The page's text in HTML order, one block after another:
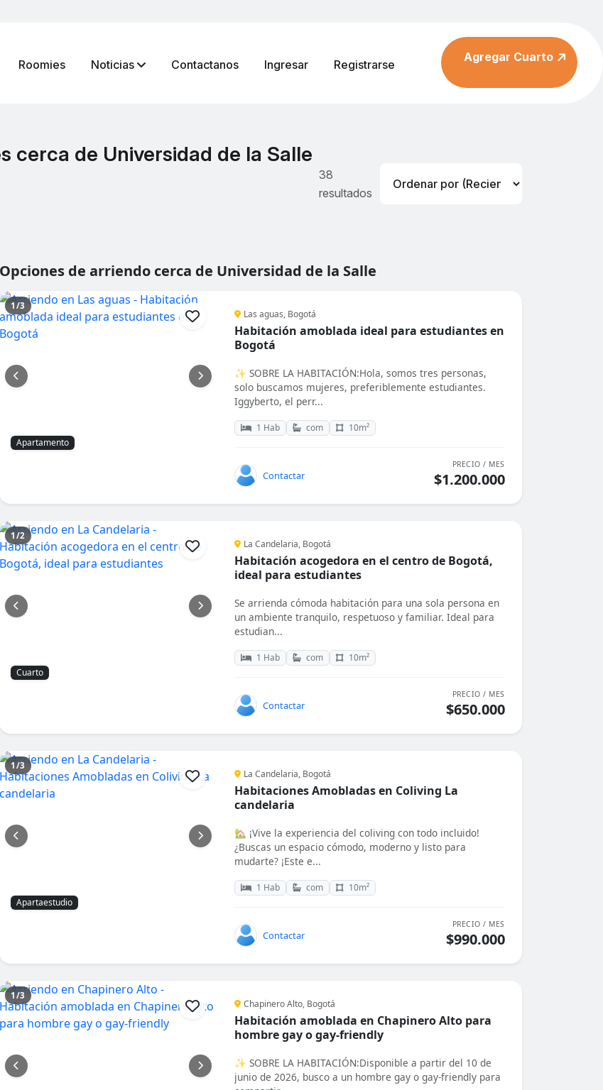
Roomies Noticias Contactanos Ingresar Registrarse
Agregar Cuarto
cerca de Universidad de la Salle
38
resultados
Opciones de arriendo cerca de Universidad de la Salle
1/3
Apartamento
Las aguas, Bogotá
Habitación amoblada ideal para estudiantes en
Bogotá
✨ SOBRE LA HABITACIÓN:Hola, somos tres personas,
solo buscamos mujeres, preferiblemente estudiantes.
Iggyberto, el perr...
1 Hab com 10m²
Contactar
PRECIO / MES
$1.200.000
1/2
Cuarto
La Candelaria, Bogotá
Habitación acogedora en el centro de Bogotá,
ideal para estudiantes
Se arrienda cómoda habitación para una sola persona en
un ambiente tranquilo, respetuoso y familiar. Ideal para
estudian...
1 Hab com 10m²
Contactar
PRECIO / MES
$650.000
1/3
Apartaestudio
La Candelaria, Bogotá
Habitaciones Amobladas en Coliving La
candelaria
🏡 ¡Vive la experiencia del coliving con todo incluido!
¿Buscas un espacio cómodo, moderno y listo para
mudarte? ¡Este e...
1 Hab com 10m²
Contactar
PRECIO / MES
$990.000
1/3
Chapinero Alto, Bogotá
Habitación amoblada en Chapinero Alto para
hombre gay o gay-friendly
✨ SOBRE LA HABITACIÓN:Disponible a partir del 10 de
junio de 2026, busco a un hombre gay o gay-friendly para